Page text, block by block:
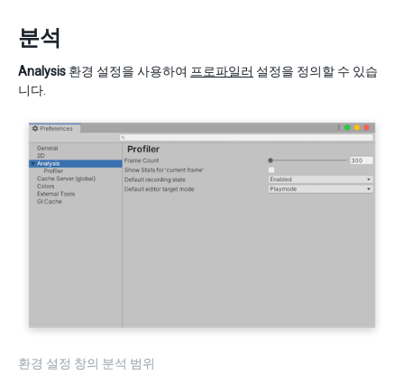
분석
Analysis 환경 설정을 사용하여 프로파일러 설정을 정의할 수 있습
니다.
환경 설정 창의 분석 범위